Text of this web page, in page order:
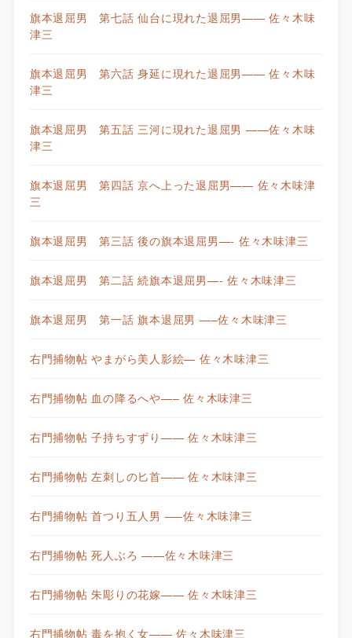
旗本退屈男 第七話 仙台に現れた退屈男—— 佐々木味
津三
旗本退屈男 第六話 身延に現れた退屈男—— 佐々木味
津三
旗本退屈男 第五話 三河に現れた退屈男 ——佐々木味
津三
旗本退屈男 第四話 京へ上った退屈男—— 佐々木味津
三
旗本退屈男 第三話 後の旗本退屈男—- 佐々木味津三
旗本退屈男 第二話 続旗本退屈男—- 佐々木味津三
旗本退屈男 第一話 旗本退屈男 —–佐々木味津三
右門捕物帖 やまがら美人影絵— 佐々木味津三
右門捕物帖 血の降るへや—– 佐々木味津三
右門捕物帖 子持ちすずり—— 佐々木味津三
右門捕物帖 左刺しの匕首—— 佐々木味津三
右門捕物帖 首つり五人男 —–佐々木味津三
右門捕物帖 死人ぶろ ——佐々木味津三
右門捕物帖 朱彫りの花嫁—— 佐々木味津三
右門捕物帖 毒を抱く女—— 佐々木味津三